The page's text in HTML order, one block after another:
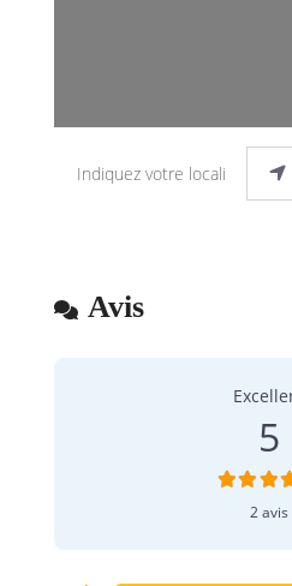
Indiquez votre localisation
Avis
5
2 avis